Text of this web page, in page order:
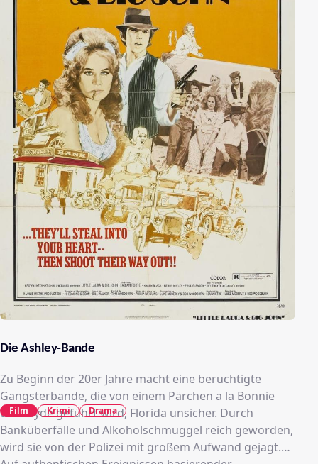
Die Ashley-Bande
Zu Beginn der 20er Jahre macht eine berüchtigte
Gangsterbande, die von einem Pärchen a la Bonnie
und Clyde geführt wird, Florida unsicher. Durch
Banküberfälle und Alkoholschmuggel reich geworden,
wird sie von der Polizei mit großem Aufwand gejagt.
Film Krimi Drama